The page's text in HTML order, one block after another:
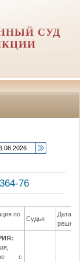
СУД
76
по
Судья
Дата
с